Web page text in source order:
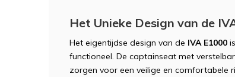
Het Unieke Design van de
Het eigentijdse design van de IVA E1000
functioneel. De captainseat met
zorgen voor een veilige en comfortabele